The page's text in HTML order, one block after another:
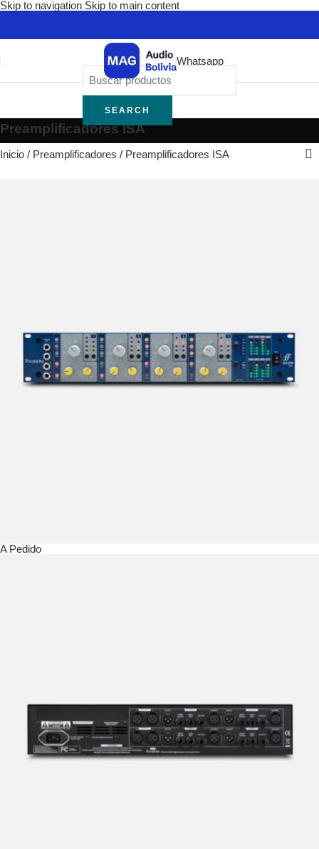
Skip to navigation Skip to main content
Whatsapp
SEARCH
Preamplificadores ISA
Inicio / Preamplificadores / Preamplificadores ISA
A Pedido